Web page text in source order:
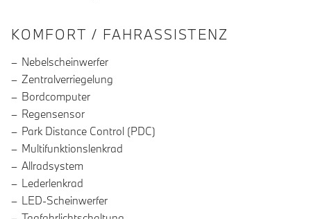
INFORMATIONEN ÜBER DIE
KOMFORT / FAHRASSISTENZ
Nebelscheinwerfer
Zentralverriegelung
Bordcomputer
Regensensor
Park Distance Control (PDC)
Multifunktionslenkrad
Allradsystem
Lederlenkrad
LED-Scheinwerfer